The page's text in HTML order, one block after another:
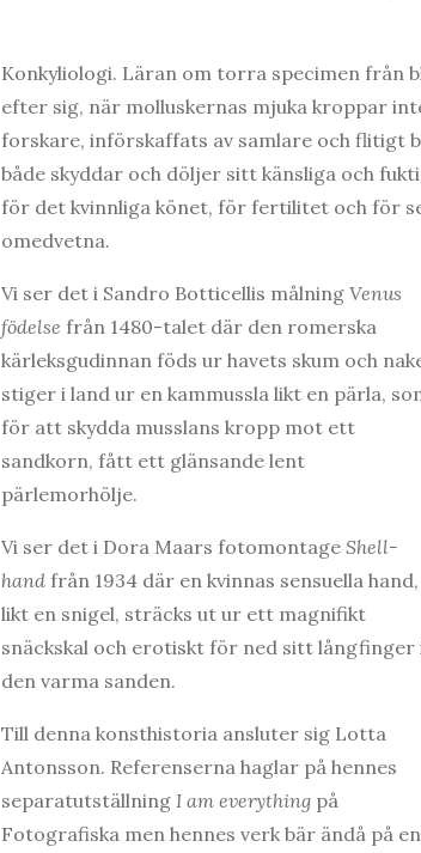
Konkyliologi. Läran om torra specimen från
efter sig, när molluskernas mjuka kroppar
forskare, införskaffats av samlare och flitigt
både skyddar och döljer sitt känsliga och
för det kvinnliga könet, för fertilitet och för
omedvetna.
Vi ser det i Sandro Botticellis målning Venus
födelse från 1480-talet där den romerska
kärleksgudinnan föds ur havets skum och
stiger i land ur en kammussla likt en pärla,
för att skydda musslans kropp mot ett
sandkorn, fått ett glänsande lent
pärlemorhölje.
Vi ser det i Dora Maars fotomontage Shell-
hand från 1934 där en kvinnas sensuella hand,
likt en snigel, sträcks ut ur ett magnifikt
snäckskal och erotiskt för ned sitt långfinger
den varma sanden.
Till denna konsthistoria ansluter sig Lotta
Antonsson. Referenserna haglar på hennes
separatutställning I am everything på
Fotografiska men hennes verk bär ändå på en